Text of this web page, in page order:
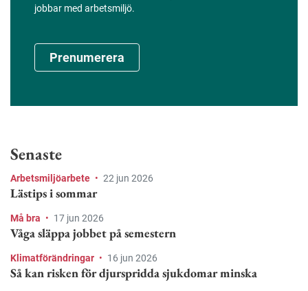
jobbar med arbetsmiljö.
Prenumerera
Senaste
Arbetsmiljöarbete • 22 jun 2026
Lästips i sommar
Må bra • 17 jun 2026
Våga släppa jobbet på semestern
Klimatförändringar • 16 jun 2026
Så kan risken för djurspridda sjukdomar minska